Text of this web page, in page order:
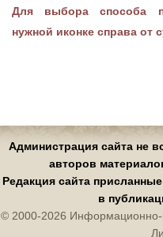
Для выбора способа
нужной иконке справа от
Администрация сайта не
авторов
Редакция сайта
в
© 2000-2026 Информационно-